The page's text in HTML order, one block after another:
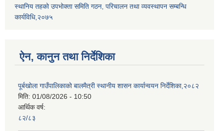
स्थानिय तहको उपभोक्ता समिति गठन, परिचालन तथा व्यवस्थापन सम्बन्धि
कार्यविधि,२०७५
ऐन, कानुन तथा निर्देशिका
पूर्बखोला गाउँपालिकाको बालमैत्री स्थानीय शासन कार्यान्वयन निर्देशिका,२०८२
मिति: 01/08/2026 - 10:50
आर्थिक वर्ष:
८२/८३